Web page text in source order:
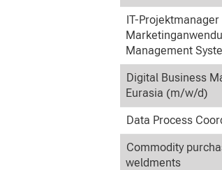
IT-
Management
Digital Business
Eurasia (m/w/d)
Data Process
Commodity
weldments